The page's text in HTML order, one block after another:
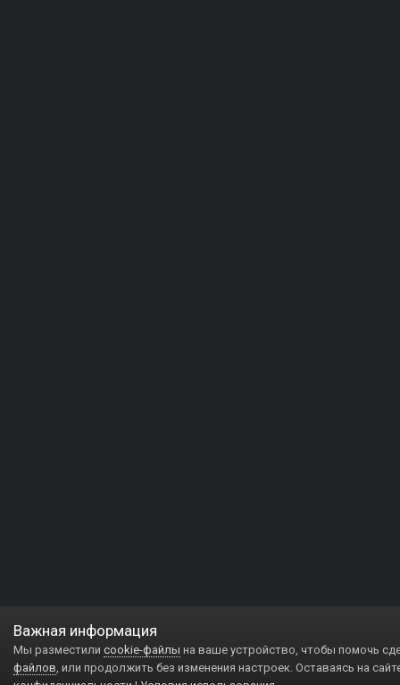
Важная информация
Мы разместили cookie-файлы на ваше устройство, чтобы помочь
файлов, или продолжить без изменения настроек. Оставаясь на